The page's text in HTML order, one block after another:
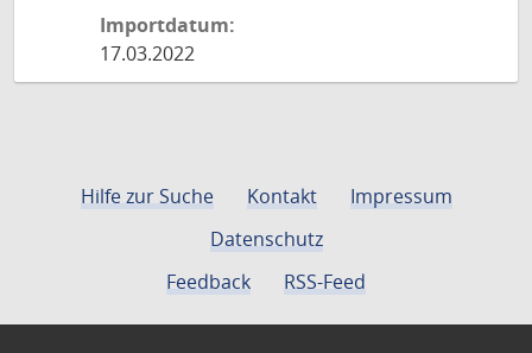
Importdatum:
17.03.2022
Hilfe zur Suche Kontakt
Impressum
Datenschutz
Feedback
RSS-Feed